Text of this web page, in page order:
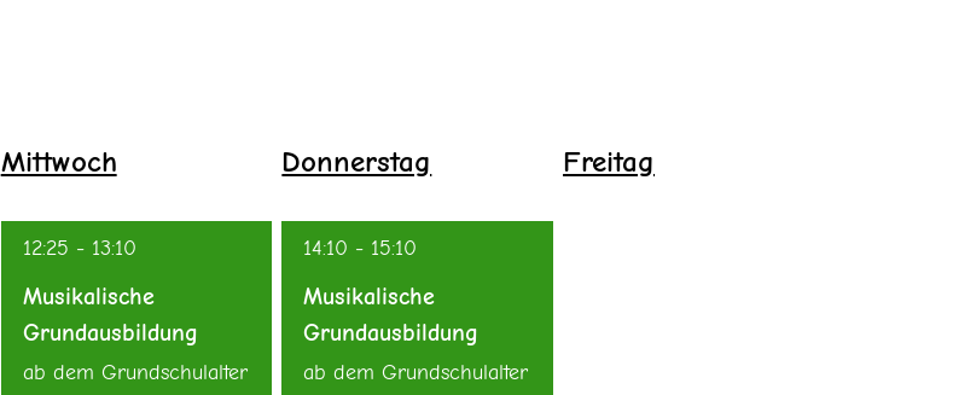
Mittwoch
12:25 - 13:10
Musikalische
Grundausbildung
ab dem Grundschulalter
Donnerstag
14:10 - 15:10
Musikalische
Grundausbildung
ab dem Grundschulalter
Freitag